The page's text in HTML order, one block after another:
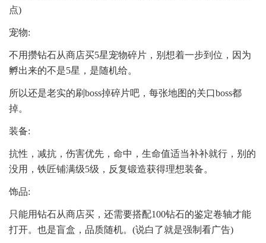
点)
宠物:
不用攒钻石从商店买5星宠物碎片，别想着一步到位，因为
孵出来的不是5星，是随机给。
所以还是老实的刷boss掉碎片吧，每张地图的关口boss都
掉。
装备:
抗性，减抗，伤害优先，命中，生命值适当补补就行，别的
没用，铁匠铺满级5级，反复锻造获得理想装备。
饰品:
只能用钻石从商店买，还需要搭配100钻石的鉴定卷轴才能
打开。也是盲盒，品质随机。(说白了就是强制看广告)